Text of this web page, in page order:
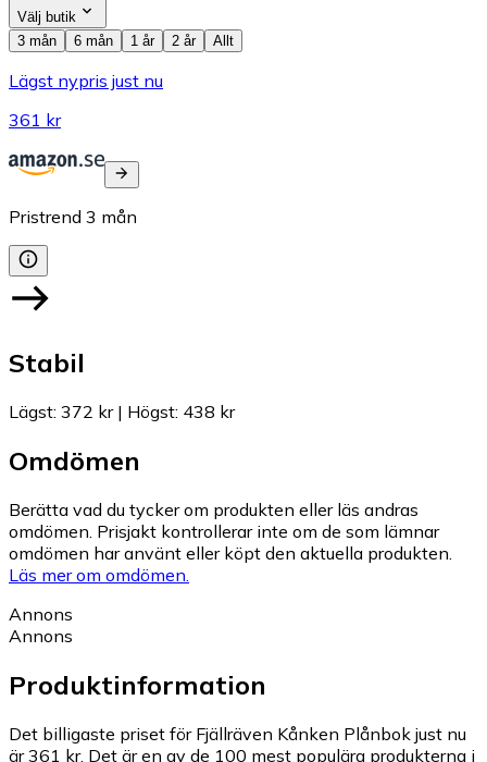
Välj butik
3 mån
6 mån 1 år 2 år Allt
Lägst nypris just nu
361 kr
Pristrend 3 mån
Stabil
Lägst: 372 kr| Högst: 438 kr
Omdömen
Berätta vad du tycker om produkten eller läs andras
omdömen. Prisjakt kontrollerar inte om de som lämnar
omdömen har använt eller köpt den aktuella produkten.
Läs mer om omdömen.
Annons
Annons
Produktinformation
Det billigaste priset för Fjällräven Kånken Plånbok just nu
är 361 kr. Det är en av de 100 mest populära produkterna i